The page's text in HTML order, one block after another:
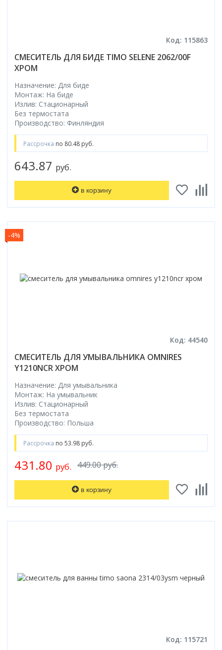
Код: 115863
СМЕСИТЕЛЬ ДЛЯ БИДЕ TIMO SELENE 2062/00F
ХРОМ
Назначение: Для биде
Монтаж: На биде
Излив: Стационарный
Без термостата
Производство: Финляндия
Рассрочка по 80.48 руб.
643.87 руб.
в корзину
-4%
Код: 44540
СМЕСИТЕЛЬ ДЛЯ УМЫВАЛЬНИКА OMNIRES
Y1210NCR ХРОМ
Назначение: Для умывальника
Монтаж: На умывальник
Излив: Стационарный
Без термостата
Производство: Польша
Рассрочка по 53.98 руб.
449.00 руб.
431.80 руб.
в корзину
Код: 115721